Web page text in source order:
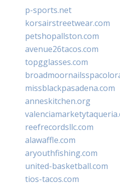
p-sports.net
korsairstreetwear.com
petshopallston.com
avenue26tacos.com
topgglasses.com
missblackpasadena.com
anneskitchen.org
reefrecordsllc.com
alawaffle.com
aryouthfishing.com
united-basketball.com
tios-tacos.com